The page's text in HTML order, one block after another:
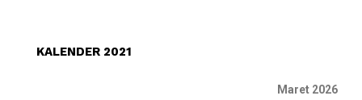
KALENDER 2021
Maret 2026